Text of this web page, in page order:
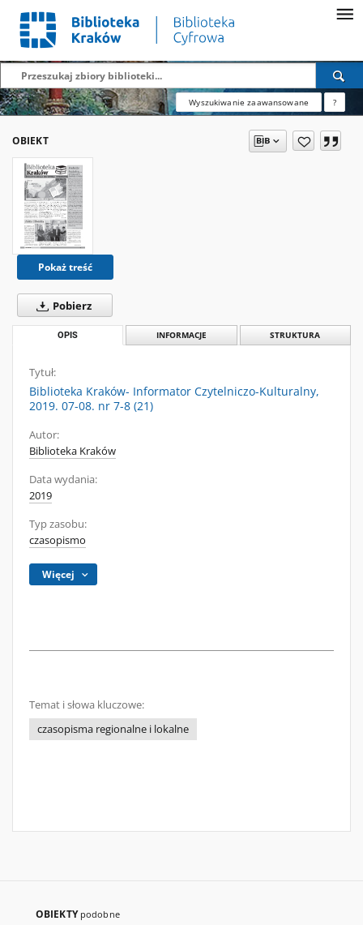
Wyszukiwanie zaawansowane ?
OBIEKT
Pokaż treść
Pobierz
OPIS INFORMACJE STRUKTURA
Tytuł:
Biblioteka Kraków- Informator Czytelniczo-Kulturalny,
2019. 07-08. nr 7-8 (21)
Autor:
Biblioteka Kraków
Data wydania:
2019
Typ zasobu:
czasopismo
Więcej
Temat i słowa kluczowe:
czasopisma regionalne i lokalne
OBIEKTY podobne